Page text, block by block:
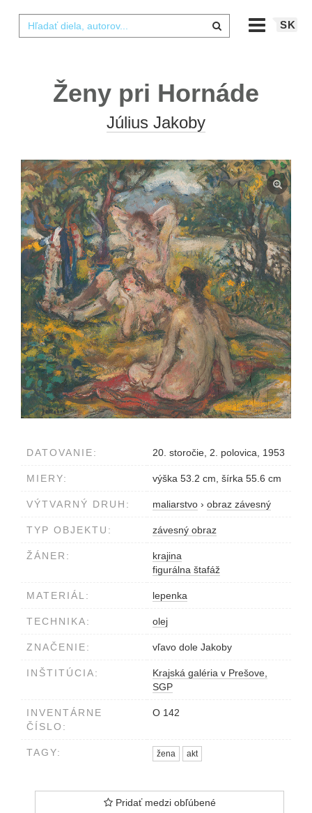
SK
Ženy pri Hornáde
Július Jakoby
DATOVANIE: 20. storočie, 2. polovica, 1953
MIERY: výška 53.2 cm, šírka 55.6 cm
VÝTVARNÝ DRUH: maliarstvo › obraz závesný
TYP OBJEKTU: závesný obraz
ŽÁNER:
krajina
figurálna štafáž
MATERIÁL: lepenka
TECHNIKA: olej
ZNAČENIE: vľavo dole Jakoby
INŠTITÚCIA:
Krajská galéria v Prešove,
SGP
INVENTÁRNE
ČÍSLO:
O 142
TAGY: žena akt
Pridať medzi obľúbené